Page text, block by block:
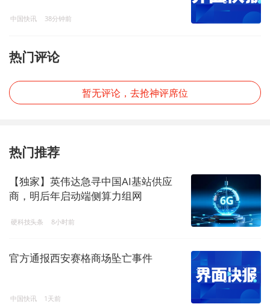
中国快讯 38分钟前
热门评论
暂无评论，去抢神评席位
热门推荐
【独家】英伟达急寻中国AI基站供应
商，明后年启动端侧算力组网
硬科技头条 8小时前
官方通报西安赛格商场坠亡事件
中国快讯 1天前